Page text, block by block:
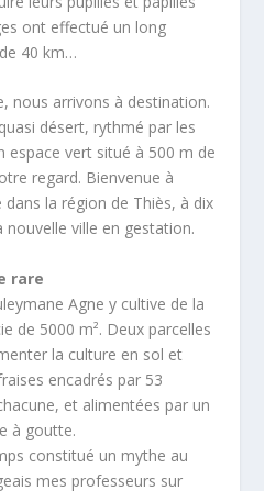
ont effectué un long
40 km…
nous arrivons à destination.
désert, rythmé par les
espace vert situé à 500 m de
regard. Bienvenue à
la région de Thiès, à dix
ville en gestation.
rare
Agne y cultive de la
de 5000 m². Deux parcelles
la culture en sol et
encadrés par 53
et alimentées par un
à goutte.
constitué un mythe au
mes professeurs sur